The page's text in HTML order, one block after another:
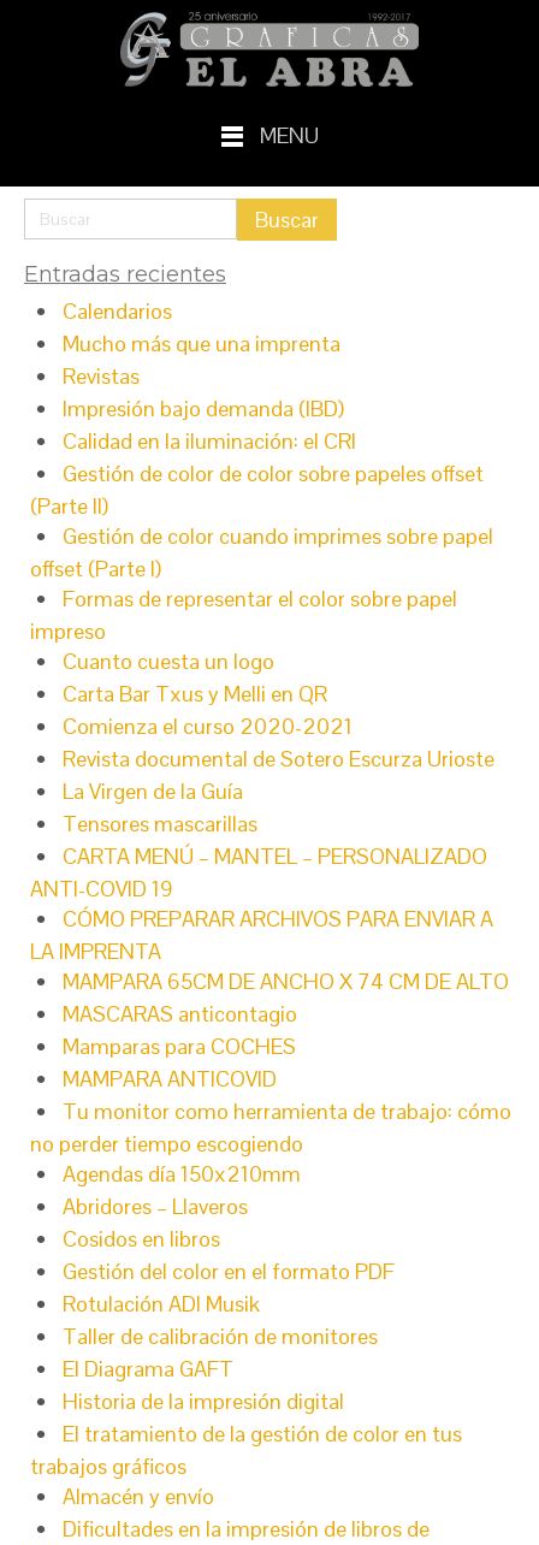
MENU
Entradas recientes
Calendarios
Mucho más que una imprenta
Revistas
Impresión bajo demanda (IBD)
Calidad en la iluminación: el CRI
Gestión de color de color sobre papeles offset
(Parte II)
Gestión de color cuando imprimes sobre papel
offset (Parte I)
Formas de representar el color sobre papel
impreso
Cuanto cuesta un logo
Carta Bar Txus y Melli en QR
Comienza el curso 2020-2021
Revista documental de Sotero Escurza Urioste
La Virgen de la Guía
Tensores mascarillas
CARTA MENÚ – MANTEL – PERSONALIZADO
ANTI-COVID 19
CÓMO PREPARAR ARCHIVOS PARA ENVIAR A
LA IMPRENTA
MAMPARA 65CM DE ANCHO X 74 CM DE ALTO
MASCARAS anticontagio
Mamparas para COCHES
MAMPARA ANTICOVID
Tu monitor como herramienta de trabajo: cómo
no perder tiempo escogiendo
Agendas día 150x210mm
Abridores – Llaveros
Cosidos en libros
Gestión del color en el formato PDF
Rotulación ADI Musik
Taller de calibración de monitores
El Diagrama GAFT
Historia de la impresión digital
El tratamiento de la gestión de color en tus
trabajos gráficos
Almacén y envío
Dificultades en la impresión de libros de